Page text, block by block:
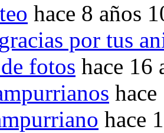
hace 8 años
por tus
fotos hace 16
hace